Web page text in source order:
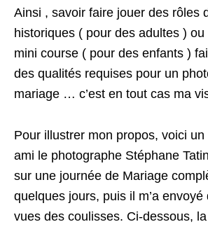
Ainsi , savoir faire jouer des rôles
historiques ( pour des adultes )
mini course ( pour des enfants )
des qualités requises pour un
mariage … c’est en tout cas ma
Pour illustrer mon propos, voici
ami le photographe Stéphane
sur une journée de Mariage
quelques jours, puis il m’a
vues des coulisses. Ci-dessous,